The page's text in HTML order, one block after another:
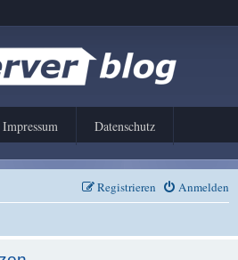
Impressum Datenschutz
Anmelden
Registrieren